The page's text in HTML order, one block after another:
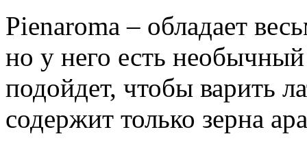
Pienaroma – обладает
но у него есть
подойдет, чтобы варить
содержит только зерна